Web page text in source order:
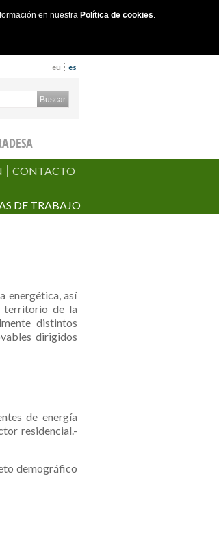
en nuestra Política de cookies.
eu es
CONTACTO
DE TRABAJO
energética, así
territorio de la
distintos
dirigidos
de energía
residencial.-
demográfico